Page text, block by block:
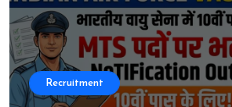
Recruitment